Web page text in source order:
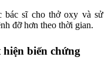
bác sĩ cho thở oxy và sử
đỡ hơn theo thời gian.
biến chứng